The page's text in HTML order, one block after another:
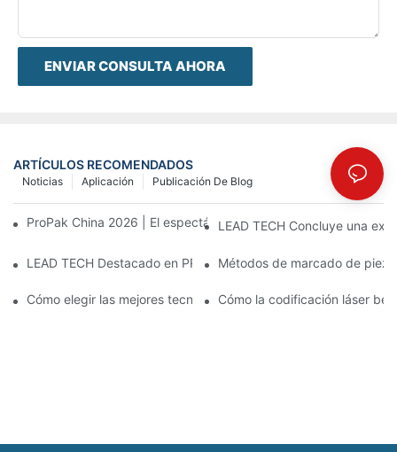
ENVIAR CONSULTA AHORA
ARTÍCULOS RECOMENDADOS
Publicación De Blog
Aplicación
Noticias
ProPak China 2026 | El espectáculo termina, nuestro servicio
LEAD TECH Concluye una
LEAD TECH Destacado en PR Newswire: Presentación de
Métodos de marcado de
Cómo elegir las mejores tecnologías para la codificación y el
Cómo la codificación láser